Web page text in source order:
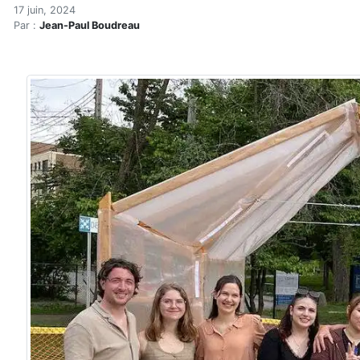
Accueil
Articles
La serre en bois, une
17 juin, 2024
Par : Jean-Paul Boudreau